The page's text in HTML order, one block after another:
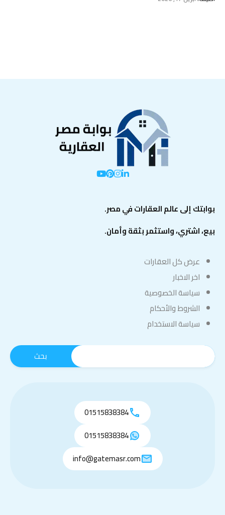
بوابتك إلى عالم العقارات في مصر.
بيع، اشتري، واستثمر بثقة وأمان.
عرض كل العقارات
اخر الاخبار
سياسة الخصوصية
الشروط والأحكام
سياسة الاستخدام
01515838384
01515838384
info@gatemasr.com